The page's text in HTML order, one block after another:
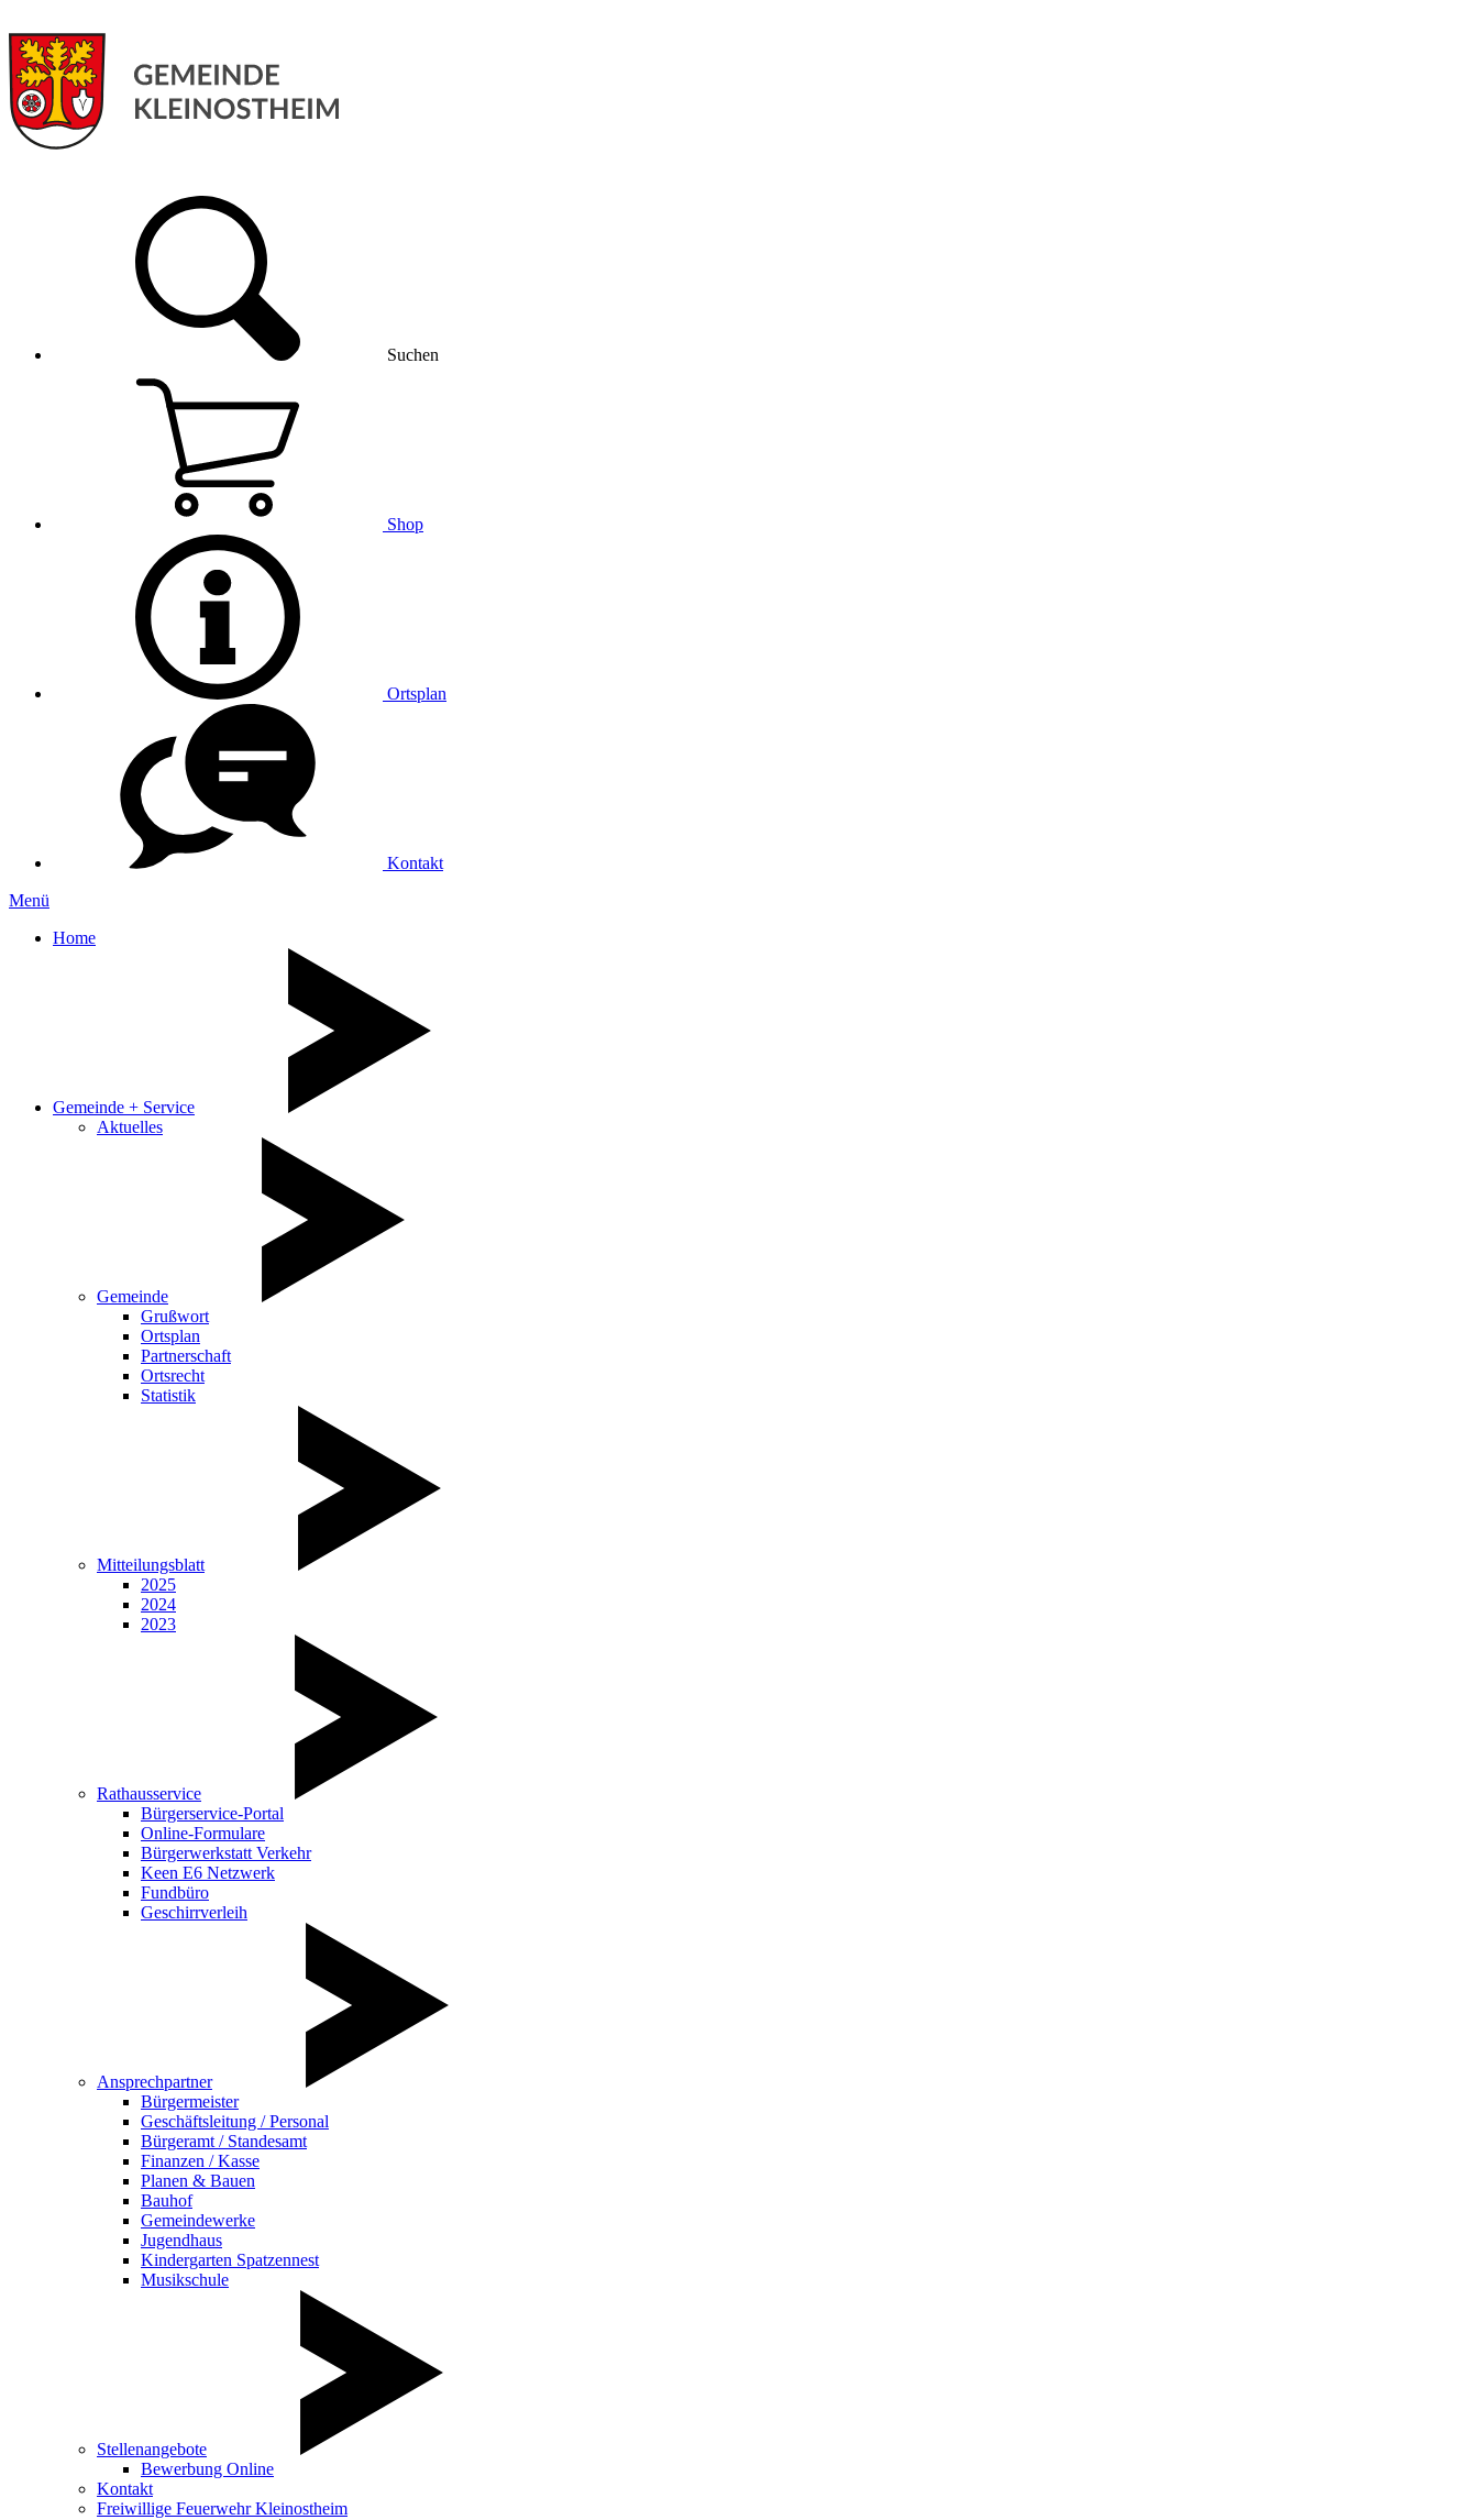
Suchen
Shop
Ortsplan
Kontakt
Menü
Home
Gemeinde + Service
Aktuelles
Gemeinde
Grußwort
Ortsplan
Partnerschaft
Ortsrecht
Statistik
Mitteilungsblatt
2025
2024
2023
Rathausservice
Bürgerservice-Portal
Online-Formulare
Bürgerwerkstatt Verkehr
Keen E6 Netzwerk
Fundbüro
Geschirrverleih
Ansprechpartner
Bürgermeister
Geschäftsleitung / Personal
Bürgeramt / Standesamt
Finanzen / Kasse
Planen & Bauen
Bauhof
Gemeindewerke
Jugendhaus
Kindergarten Spatzennest
Musikschule
Stellenangebote
Bewerbung Online
Kontakt
Freiwillige Feuerwehr Kleinostheim